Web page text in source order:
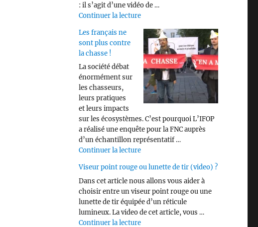
: il s’agit d’une vidéo de …
Continuer la lecturede « Savez vous identifier les
Les français ne
sont plus contre
la chasse !
La société débat
énormément sur
les chasseurs,
leurs pratiques
et leurs impacts
sur les écosystèmes. C’est pourquoi L’IFOP
a réalisé une enquête pour la FNC auprès
d’un échantillon représentatif …
Continuer la lecturede « Les français ne sont plus contre
Viseur point rouge ou lunette de tir (video) ?
Dans cet article nous allons vous aider à
choisir entre un viseur point rouge ou une
lunette de tir équipée d’un réticule
lumineux. La video de cet article, vous …
Continuer la lecturede « Viseur point rouge ou lunette